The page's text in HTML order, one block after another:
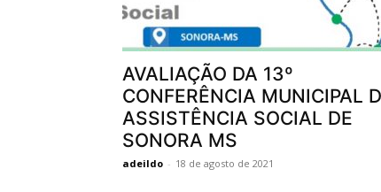
AVALIAÇÃO DA 13º
CONFERÊNCIA MUNICIPAL
ASSISTÊNCIA SOCIAL DE
SONORA MS
adeildo - 18 de agosto de 2021